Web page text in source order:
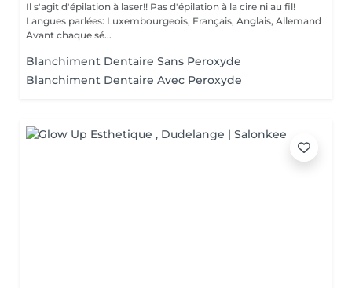
Il s'agit d'épilation à laser!! Pas d'épilation à la cire ni au fil!
Langues parlées: Luxembourgeois, Français, Anglais, Allemand
Avant chaque sé...
Blanchiment Dentaire Sans Peroxyde
Blanchiment Dentaire Avec Peroxyde